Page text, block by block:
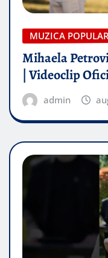
MUZICA
Mihaela
| Videoclip
admin